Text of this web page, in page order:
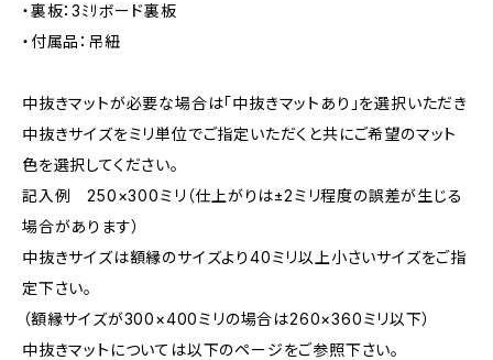
・裏板：3ﾐﾘボード裏板
・付属品：吊紐
中抜きマットが必要な場合は「中抜きマットあり」を選択いただき
中抜きサイズをミリ単位でご指定いただくと共にご希望のマット
色を選択してください。
記入例 250×300ミリ（仕上がりは±2ミリ程度の誤差が生じる
場合があります）
中抜きサイズは額縁のサイズより40ミリ以上小さいサイズをご指
定下さい。
（額縁サイズが300×400ミリの場合は260×360ミリ以下）
中抜きマットについては以下のページをご参照下さい。